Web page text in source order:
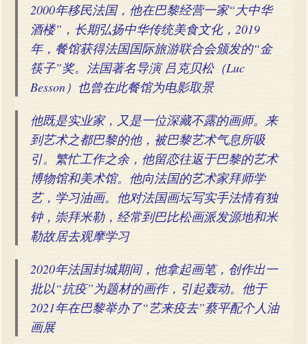
2000年移民法国，他在巴黎经营一家“大中华
酒楼”，长期弘扬中华传统美食文化，2019
年，餐馆获得法国国际旅游联合会颁发的“金
筷子”奖。法国著名导演 吕克贝松（Luc
Besson）也曾在此餐馆为电影取景
他既是实业家，又是一位深藏不露的画师。来
到艺术之都巴黎的他，被巴黎艺术气息所吸
引。繁忙工作之余，他留恋往返于巴黎的艺术
博物馆和美术馆。他向法国的艺术家拜师学
艺，学习油画。他对法国画坛写实手法情有独
钟，崇拜米勒，经常到巴比松画派发源地和米
勒故居去观摩学习
2020年法国封城期间，他拿起画笔，创作出一
批以“抗疫”为题材的画作，引起轰动。他于
2021年在巴黎举办了“艺来疫去”蔡平配个人油
画展